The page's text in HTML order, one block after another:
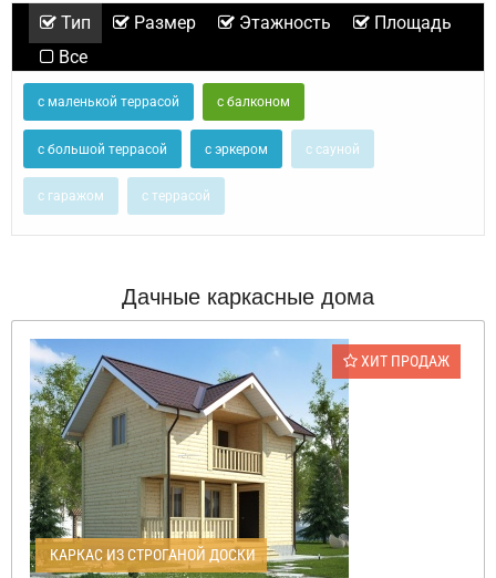
Тип Размер Этажность
Площадь
Все
с маленькой террасой с балконом
с большой террасой с эркером с сауной
с гаражом с террасой
Дачные каркасные дома
ХИТ ПРОДАЖ
КАРКАС ИЗ СТРОГАНОЙ ДОСКИ